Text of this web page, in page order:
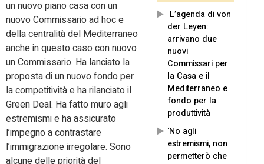
L’agenda di von
der Leyen:
arrivano due
nuovi
Commissari per
la Casa e il
Mediterraneo e
fondo per la
produttività
‘No agli
estremismi, non
permetterò che
un nuovo piano casa con un
nuovo Commissario ad hoc e
della centralità del Mediterraneo
anche in questo caso con nuovo
un Commissario. Ha lanciato la
proposta di un nuovo fondo per
la competitività e ha rilanciato il
Green Deal. Ha fatto muro agli
estremismi e ha assicurato
l’impegno a contrastare
l’immigrazione irregolare. Sono